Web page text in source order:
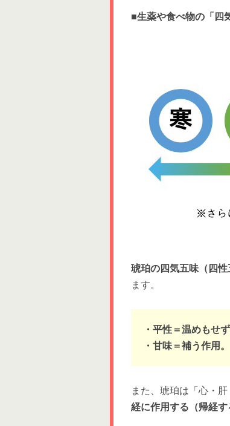
■生薬や食べ物の「四
琥珀の四気五味（四性
ます。
・平性＝温めもせ
・甘味＝補う作用
また、琥珀は「心・
経に作用する（帰経す